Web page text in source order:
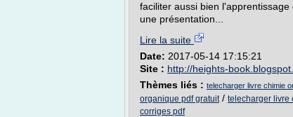
faciliter aussi bien
une présentation...
Lire la suite
Date: 2017-05-14 17:15:21
Site : http://heights-
Thèmes liés : telecharger livre chimie
organique pdf gratuit/ telecharger livre
corriges pdf